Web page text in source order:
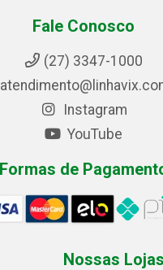
Fale Conosco
(27) 3347-1000
Instagram
YouTube
Formas de
Nossas Lojas